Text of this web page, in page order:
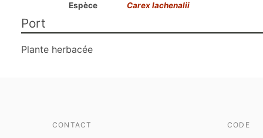
Espèce
Carex lachenalii
Port
Plante herbacée
CONTACT CODE